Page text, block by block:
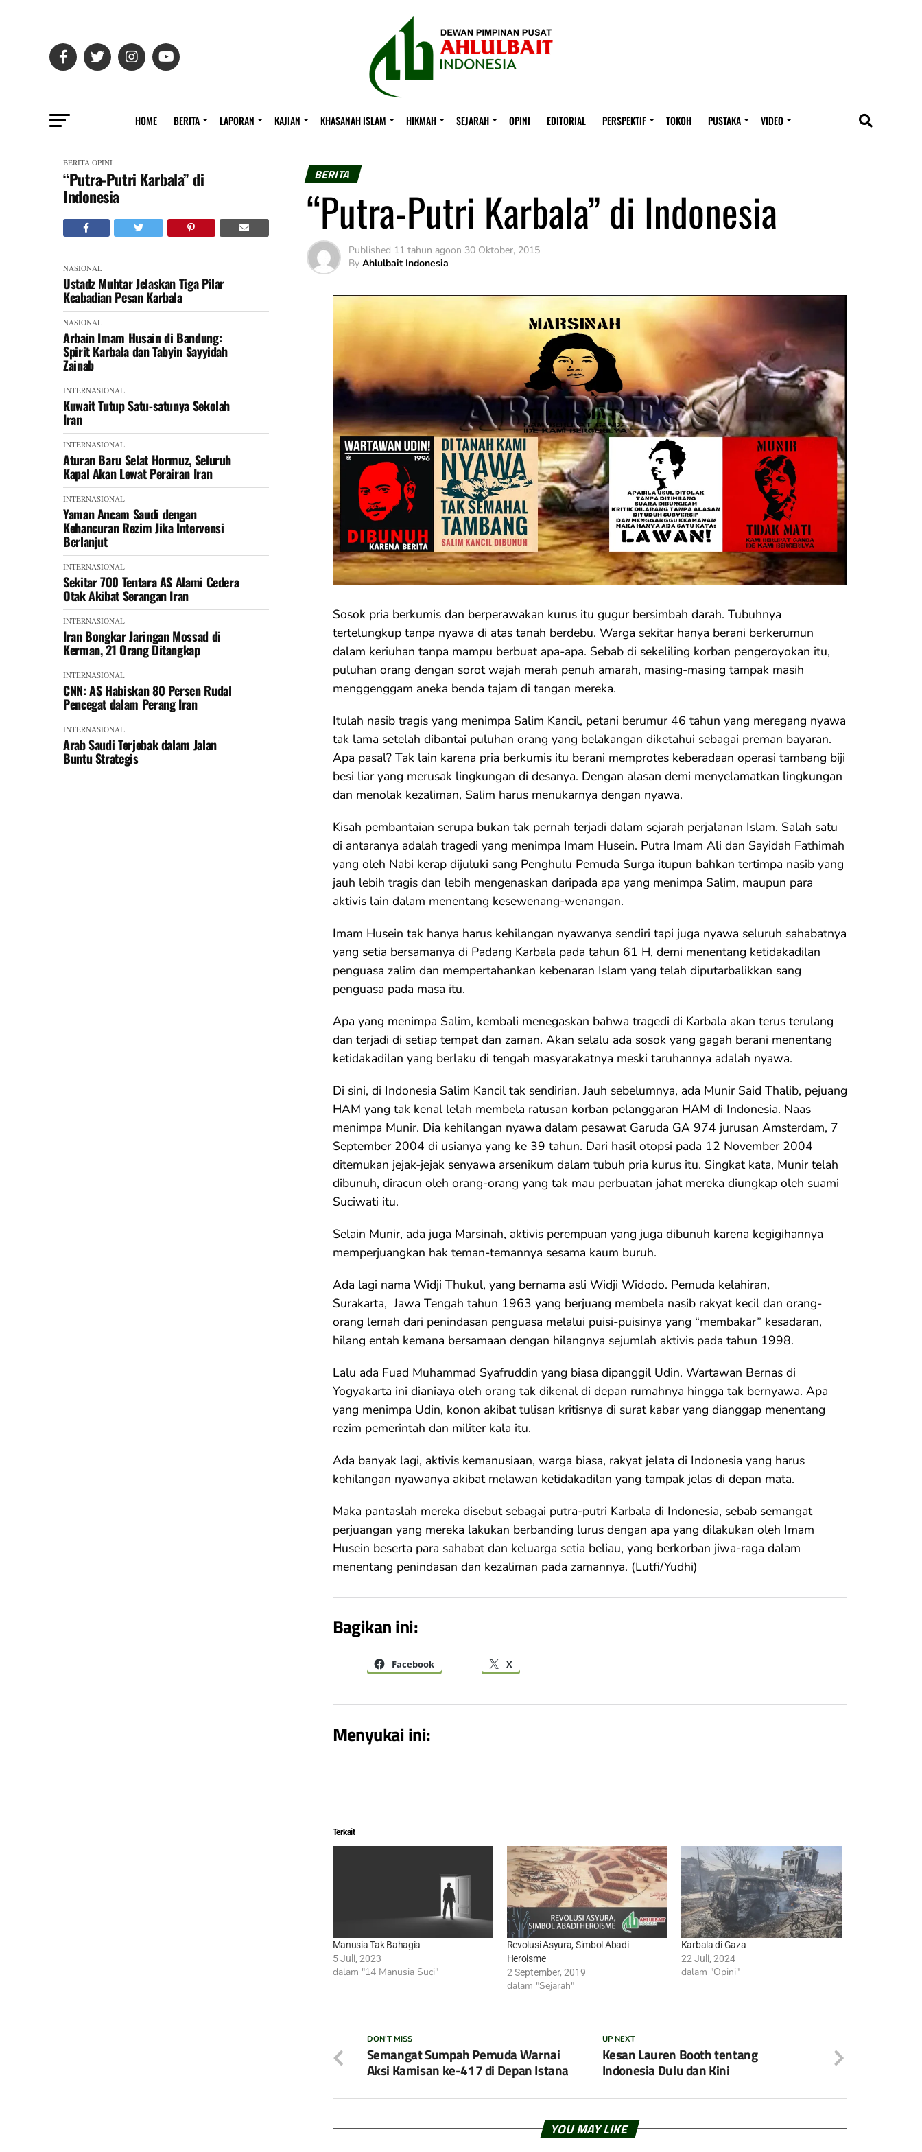
HOME BERITA LAPORAN KAJIAN KHASANAH ISLAM HIKMAH SEJARAH OPINI EDITORIAL PERSPEKTIF TOKOH PUSTAKA VIDEO
BERITA OPINI
“Putra-Putri Karbala” di
Indonesia
NASIONAL
Ustadz Muhtar Jelaskan Tiga Pilar
Keabadian Pesan Karbala
NASIONAL
Arbain Imam Husain di Bandung:
Spirit Karbala dan Tabyin Sayyidah
Zainab
INTERNASIONAL
Kuwait Tutup Satu-satunya Sekolah
Iran
INTERNASIONAL
Aturan Baru Selat Hormuz, Seluruh
Kapal Akan Lewat Perairan Iran
INTERNASIONAL
Yaman Ancam Saudi dengan
Kehancuran Rezim Jika Intervensi
Berlanjut
INTERNASIONAL
Sekitar 700 Tentara AS Alami Cedera
Otak Akibat Serangan Iran
INTERNASIONAL
Iran Bongkar Jaringan Mossad di
Kerman, 21 Orang Ditangkap
INTERNASIONAL
CNN: AS Habiskan 80 Persen Rudal
Pencegat dalam Perang Iran
INTERNASIONAL
Arab Saudi Terjebak dalam Jalan
Buntu Strategis
BERITA
“Putra-Putri Karbala” di Indonesia
Published 11 tahun agoon 30 Oktober, 2015
By Ahlulbait Indonesia
Sosok pria berkumis dan berperawakan kurus itu gugur bersimbah darah. Tubuhnya
tertelungkup tanpa nyawa di atas tanah berdebu. Warga sekitar hanya berani berkerumun
dalam keriuhan tanpa mampu berbuat apa-apa. Sebab di sekeliling korban pengeroyokan itu,
puluhan orang dengan sorot wajah merah penuh amarah, masing-masing tampak masih
menggenggam aneka benda tajam di tangan mereka.
Itulah nasib tragis yang menimpa Salim Kancil, petani berumur 46 tahun yang meregang nyawa
tak lama setelah dibantai puluhan orang yang belakangan diketahui sebagai preman bayaran.
Apa pasal? Tak lain karena pria berkumis itu berani memprotes keberadaan operasi tambang biji
besi liar yang merusak lingkungan di desanya. Dengan alasan demi menyelamatkan lingkungan
dan menolak kezaliman, Salim harus menukarnya dengan nyawa.
Kisah pembantaian serupa bukan tak pernah terjadi dalam sejarah perjalanan Islam. Salah satu
di antaranya adalah tragedi yang menimpa Imam Husein. Putra Imam Ali dan Sayidah Fathimah
yang oleh Nabi kerap dijuluki sang Penghulu Pemuda Surga itupun bahkan tertimpa nasib yang
jauh lebih tragis dan lebih mengenaskan daripada apa yang menimpa Salim, maupun para
aktivis lain dalam menentang kesewenang-wenangan.
Imam Husein tak hanya harus kehilangan nyawanya sendiri tapi juga nyawa seluruh sahabatnya
yang setia bersamanya di Padang Karbala pada tahun 61 H, demi menentang ketidakadilan
penguasa zalim dan mempertahankan kebenaran Islam yang telah diputarbalikkan sang
penguasa pada masa itu.
Apa yang menimpa Salim, kembali menegaskan bahwa tragedi di Karbala akan terus terulang
dan terjadi di setiap tempat dan zaman. Akan selalu ada sosok yang gagah berani menentang
ketidakadilan yang berlaku di tengah masyarakatnya meski taruhannya adalah nyawa.
Di sini, di Indonesia Salim Kancil tak sendirian. Jauh sebelumnya, ada Munir Said Thalib, pejuang
HAM yang tak kenal lelah membela ratusan korban pelanggaran HAM di Indonesia. Naas
menimpa Munir. Dia kehilangan nyawa dalam pesawat Garuda GA 974 jurusan Amsterdam, 7
September 2004 di usianya yang ke 39 tahun. Dari hasil otopsi pada 12 November 2004
ditemukan jejak-jejak senyawa arsenikum dalam tubuh pria kurus itu. Singkat kata, Munir telah
dibunuh, diracun oleh orang-orang yang tak mau perbuatan jahat mereka diungkap oleh suami
Suciwati itu.
Selain Munir, ada juga Marsinah, aktivis perempuan yang juga dibunuh karena kegigihannya
memperjuangkan hak teman-temannya sesama kaum buruh.
Ada lagi nama Widji Thukul, yang bernama asli Widji Widodo. Pemuda kelahiran,
Surakarta, Jawa Tengah tahun 1963 yang berjuang membela nasib rakyat kecil dan orang-
orang lemah dari penindasan penguasa melalui puisi-puisinya yang “membakar” kesadaran,
hilang entah kemana bersamaan dengan hilangnya sejumlah aktivis pada tahun 1998.
Lalu ada Fuad Muhammad Syafruddin yang biasa dipanggil Udin. Wartawan Bernas di
Yogyakarta ini dianiaya oleh orang tak dikenal di depan rumahnya hingga tak bernyawa. Apa
yang menimpa Udin, konon akibat tulisan kritisnya di surat kabar yang dianggap menentang
rezim pemerintah dan militer kala itu.
Ada banyak lagi, aktivis kemanusiaan, warga biasa, rakyat jelata di Indonesia yang harus
kehilangan nyawanya akibat melawan ketidakadilan yang tampak jelas di depan mata.
Maka pantaslah mereka disebut sebagai putra-putri Karbala di Indonesia, sebab semangat
perjuangan yang mereka lakukan berbanding lurus dengan apa yang dilakukan oleh Imam
Husein beserta para sahabat dan keluarga setia beliau, yang berkorban jiwa-raga dalam
menentang penindasan dan kezaliman pada zamannya. (Lutfi/Yudhi)
Bagikan ini:
Facebook X
Menyukai ini:
Terkait
Manusia Tak Bahagia
5 Juli, 2023
dalam "14 Manusia Suci"
Revolusi Asyura, Simbol Abadi
Heroisme
2 September, 2019
dalam "Sejarah"
Karbala di Gaza
22 Juli, 2024
dalam "Opini"
UP NEXT
Kesan Lauren Booth tentang
Indonesia Dulu dan Kini
DON'T MISS
Semangat Sumpah Pemuda Warnai
Aksi Kamisan ke-417 di Depan Istana
YOU MAY LIKE